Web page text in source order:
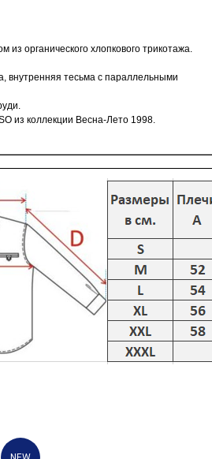
из органического хлопкового трикотажа.
внутренняя тесьма с параллельными
из коллекции Весна-Лето 1998.